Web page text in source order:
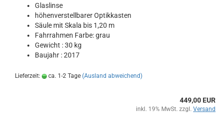
Glas­lin­se
hö­hen­ver­stell­ba­rer Op­tik­kas­ten
Säule mit Skala bis 1,20 m
Fahr­rah­men Farbe: grau
Ge­wicht : 30 kg
Bau­jahr : 2017
Lieferzeit: ca. 1-2 Tage (Ausland abweichend)
449,00 EUR
inkl. 19% MwSt. zzgl. Versand